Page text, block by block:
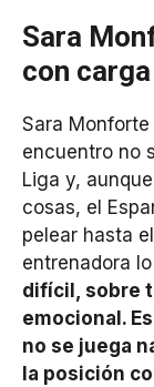
Sara
con
Sara
encuentro no
Liga y,
cosas, el
pelear hasta
entrenadora
difícil, sobre
emocional.
no se juega
la posición